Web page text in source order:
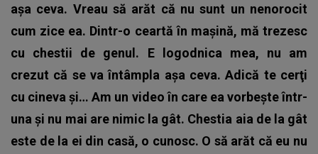
aşa ceva. Vreau să arăt că nu sunt un nenorocit
cum zice ea. Dintr-o ceartă în maşină, mă trezesc
cu chestii de genul. E logodnica mea, nu am
crezut că se va întâmpla așa ceva. Adică te cerţi
cu cineva şi… Am un video în care ea vorbeşte într-
una şi nu mai are nimic la gât. Chestia aia de la gât
este de la ei din casă, o cunosc. O să arăt că eu nu